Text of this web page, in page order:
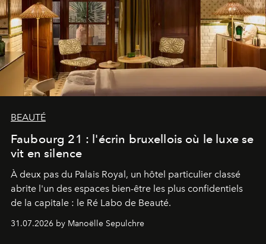
BEAUTÉ
Faubourg 21 : l'écrin bruxellois où le luxe se
vit en silence
À deux pas du Palais Royal, un hôtel particulier classé
abrite l'un des espaces bien-être les plus confidentiels
de la capitale : le Ré Labo de Beauté.
31.07.2026 by Manoëlle Sepulchre